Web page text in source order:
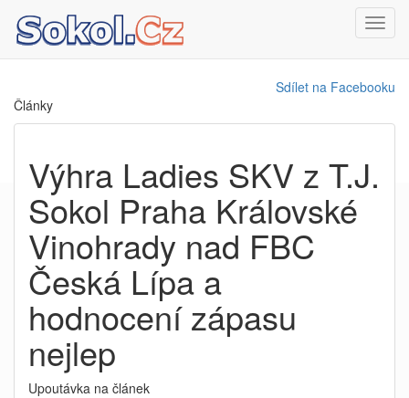
Sdílet na Facebooku
Články
Výhra Ladies SKV z T.J.
Sokol Praha Královské
Vinohrady nad FBC
Česká Lípa a
hodnocení zápasu
nejlep
Upoutávka na článek